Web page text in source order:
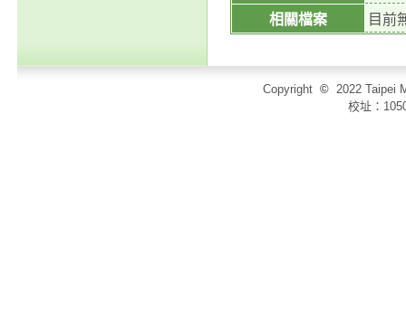
相關檔案
目前
Copyright © 2022 Taipei
校址：